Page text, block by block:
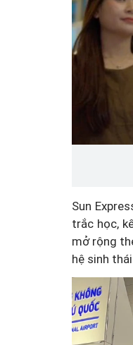
Sun
trắc học,
mở rộng
hệ sinh